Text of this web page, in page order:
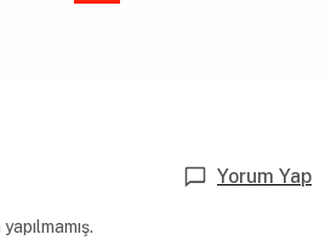
Yorum Yap